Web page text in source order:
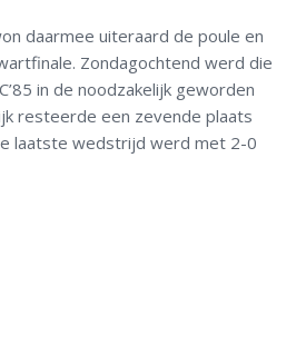
daarmee uiteraard de poule en
Zondagochtend werd die
in de noodzakelijk geworden
resteerde een zevende plaats
laatste wedstrijd werd met 2-0